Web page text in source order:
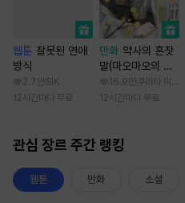
웹툰 잘못된 연애
방식
2.7만 SIK
12시간마다 무료
만화 약사의 혼잣
말(마오마오의 후
궁 수수께끼 풀이
수첩)
16.9만 쿠라타 미노
12시간마다 무료
관심 장르 주간 랭킹
웹툰 만화 소설